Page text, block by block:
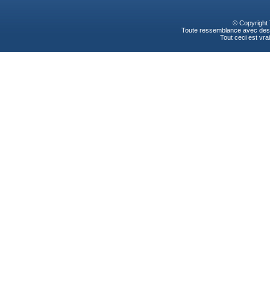
© Copyright
Toute ressemblance avec
Tout ceci est